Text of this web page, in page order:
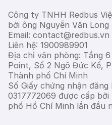
Công ty TNHH Redbus
bởi ông Nguyễn Văn Long
Email: contact@redbus.vn
Liên hệ: 1900989901
Địa chỉ văn phòng: Tầng
Point, Số 2 Ngô Đức Kế,
Thành phố Chí Minh
Số Giấy chứng nhận đăng
0317772069 được cấp
phố Hồ Chí Minh lần đầu